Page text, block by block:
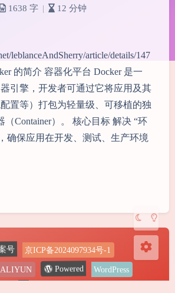
Sans Serif Serif
1638 字 | 12 分钟
leblanceAndSherry/article/details/147
的简介 容器化平台 Docker 是一
引擎，开发者可通过它将应用及其
置等）打包为轻量级、可移植的独
Container）。 核心目标 解决 “环
确保应用在开发、测试、生产环境
号 京ICP备2024097934号-1
ALIYUN Powered WordPress